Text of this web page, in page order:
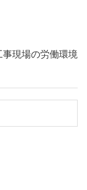
現場の労働環境